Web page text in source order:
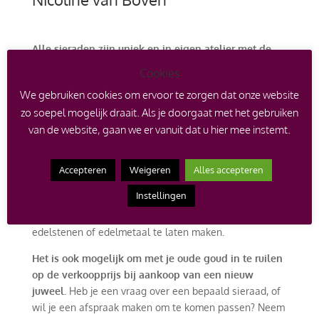
Alle sieraden zijn uniek en in eigen atelier met de
wordt dit speciaal voor jou op maat gemaakt en is er
een levertijd van toepassing. Dit staat altijd bij het
betreffende product vermeld.
Gratis verzending vanaf €500.
One of a kind juwelen kunnen niet worden bijbesteld,
hier is er echt maar één van en worden voorzien van
een certificaat. Er kan echter wel een afspraak worden
edelstenen of edelmetaal te laten maken.
Het is ook mogelijk om met je oude goud in te ruilen
op de verkoopprijs bij aankoop van een nieuw
juweel. Heb je een vraag over een bepaald sieraad, of
wil je een afspraak maken om te komen passen? Neem
Cookies
We gebruiken cookies om ervoor te zorgen dat onze website
zo soepel mogelijk draait. Als je doorgaat met het gebruiken
van de website, gaan we er vanuit dat u hier mee instemt.
Accepteren Weigeren Alles accepteren
Instellingen